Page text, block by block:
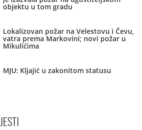
objektu u tom gradu
Lokalizovan požar na Velestovu i Čevu,
vatra prema Markovini; novi požar u
Mikulićima
MJU: Kljajić u zakonitom statusu